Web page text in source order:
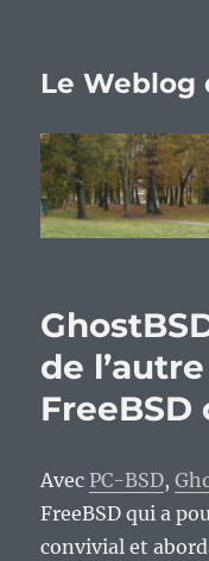
Le Weblog
de
FreeBSD
Avec PC-BSD,
FreeBSD qui a
convivial et